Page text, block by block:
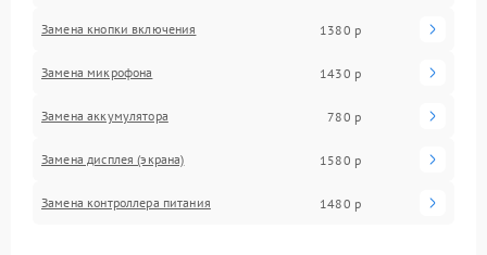
Замена кнопки включения 1380 р
Замена микрофона 1430 р
Замена аккумулятора 780 р
Замена дисплея (экрана) 1580 р
Замена контроллера питания 1480 р